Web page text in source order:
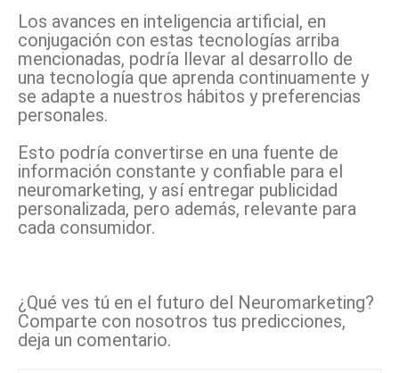
Los avances en inteligencia artificial, en
conjugación con estas tecnologías arriba
mencionadas, podría llevar al desarrollo de
una tecnología que aprenda continuamente y
se adapte a nuestros hábitos y preferencias
personales.
Esto podría convertirse en una fuente de
información constante y confiable para el
neuromarketing, y así entregar publicidad
personalizada, pero además, relevante para
cada consumidor.
¿Qué ves tú en el futuro del Neuromarketing?
Comparte con nosotros tus predicciones,
deja un comentario.